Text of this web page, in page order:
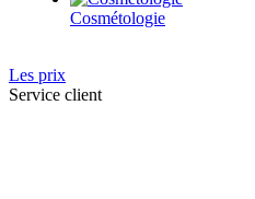
Cosmétologie
Les prix
Service client